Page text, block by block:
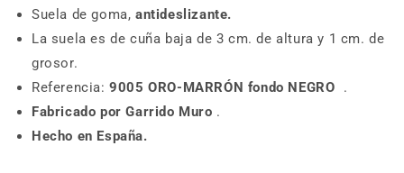
Suela de goma, antideslizante.
La suela es de cuña baja de 3 cm. de altura y 1 cm. de
grosor.
Referencia:9005 ORO-MARRÓN fondo NEGRO .
Fabricado por Garrido Muro .
Hecho en España.